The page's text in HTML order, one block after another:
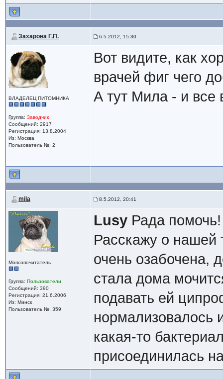
Захарова Г.П. 6.5.2012, 15:30
ВЛАДЕЛЕЦ ПИТОМНИКА
Группа: Заводчик
Сообщений: 2917
Регистрация: 13.8.2004
Из: Москва
Пользователь №: 2
Вот видите, как
врачей фиг чего
А тут Мила - и все
mila 8.5.2012, 20:41
Мопсопочитатель
Группа: Пользователи
Сообщений: 390
Регистрация: 21.6.2006
Из: Минск
Пользователь №: 359
LusyРада помочь!
Расскажу о нашей
очень озабочена,
стала дома
подавать ей
нормализовалось
какая-то
присоединилась